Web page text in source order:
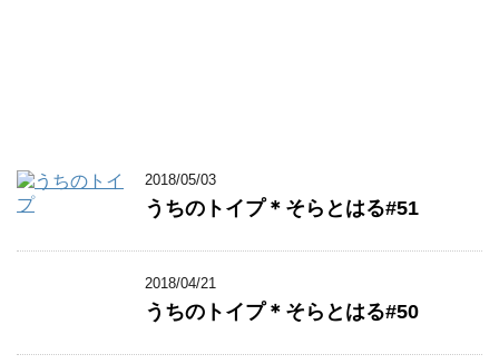
2018/05/03
うちのトイプ＊そらとはる#51
2018/04/21
うちのトイプ＊そらとはる#50